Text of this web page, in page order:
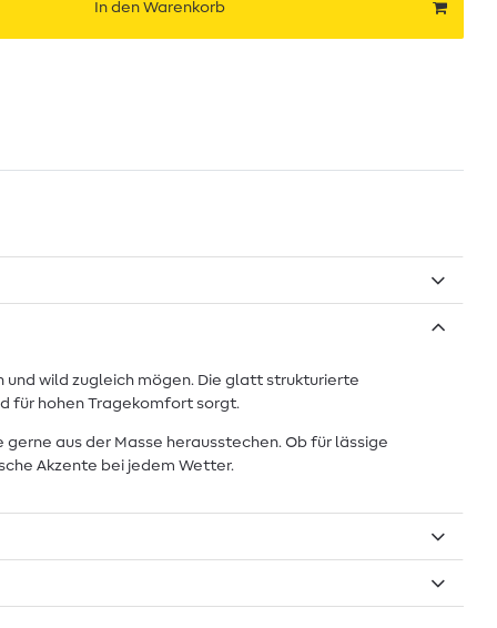
In den Warenkorb
und wild zugleich mögen. Die glatt strukturierte
für hohen Tragekomfort sorgt.
aus der Masse herausstechen. Ob für lässige
Akzente bei jedem Wetter.